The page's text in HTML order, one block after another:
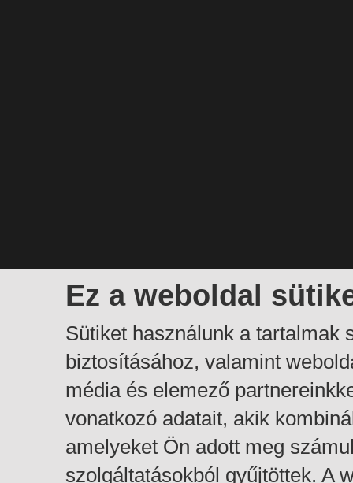
Ez a weboldal
Sütiket használunk a tartalmak
biztosításához, valamint
média és elemező
vonatkozó adatait, akik
amelyeket Ön adott meg
szolgáltatásokból gyűjtöttek. A